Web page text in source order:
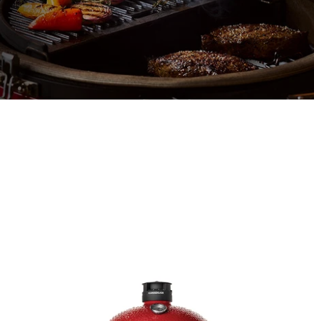
BIG JOE™ KONNECTED JOE™ DIGITALER
HOLZKOHLEGRILL UND SMOKER